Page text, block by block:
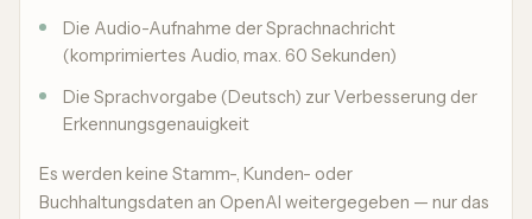
Die Audio-Aufnahme der Sprachnachricht
(komprimiertes Audio, max. 60 Sekunden)
Die Sprachvorgabe (Deutsch) zur Verbesserung der
Erkennungsgenauigkeit
Es werden keine Stamm-, Kunden- oder
Buchhaltungsdaten an OpenAI weitergegeben — nur das